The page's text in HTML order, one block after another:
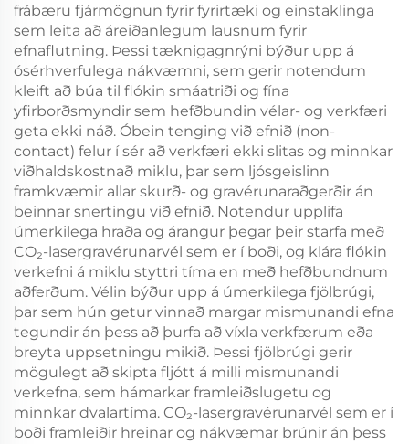
frábæru fjármögnun fyrir fyrirtæki og einstaklinga
sem leita að áreiðanlegum lausnum fyrir
efnaflutning. Þessi tæknigagnrýni býður upp á
ósérhverfulega nákvæmni, sem gerir notendum
kleift að búa til flókin smáatriði og fína
yfirborðsmyndir sem hefðbundin vélar- og verkfæri
geta ekki náð. Óbein tenging við efnið (non-
contact) felur í sér að verkfæri ekki slitas og minnkar
viðhaldskostnað miklu, þar sem ljósgeislinn
framkvæmir allar skurð- og gravérunaraðgerðir án
beinnar snertingu við efnið. Notendur upplifa
úmerkilega hraða og árangur þegar þeir starfa með
CO₂-lasergravérunarvél sem er í boði, og klára flókin
verkefni á miklu styttri tíma en með hefðbundnum
aðferðum. Vélin býður upp á úmerkilega fjölbrúgi,
þar sem hún getur vinnað margar mismunandi efna
tegundir án þess að þurfa að víxla verkfærum eða
breyta uppsetningu mikið. Þessi fjölbrúgi gerir
mögulegt að skipta fljótt á milli mismunandi
verkefna, sem hámarkar framleiðslugetu og
minnkar dvalartíma. CO₂-lasergravérunarvél sem er í
boði framleiðir hreinar og nákvæmar brúnir án þess